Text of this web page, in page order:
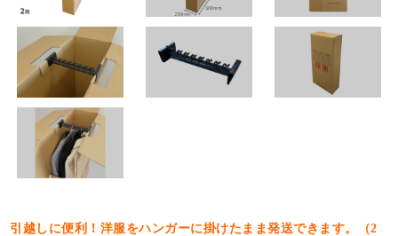
個人情報保護ポリシー
サイトマップ
お知らせ一覧
引越しに便利！洋服をハンガーに掛けたまま発送できます。（2